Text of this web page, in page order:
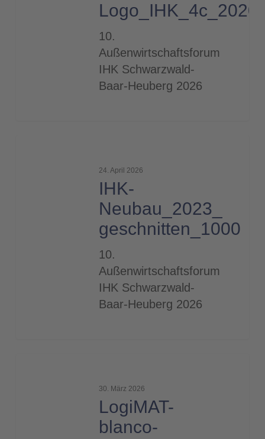
10.
Außenwirtschaftsforum
IHK Schwarzwald-
Baar-Heuberg 2026
geschnitten_100024. April 2026
IHK-
Neubau_2023_
geschnitten_1000
10.
Außenwirtschaftsforum
IHK Schwarzwald-
Baar-Heuberg 2026
30. März 2026
LogiMAT-
blanco-